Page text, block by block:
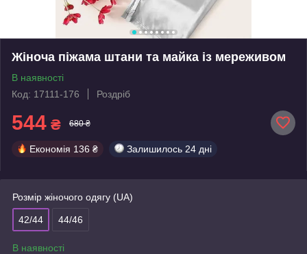
Жіноча піжама штани та майка із мереживом
В наявності
Код: 17111-176
Роздріб
544 ₴ 680 ₴
Економія 136 ₴ Залишилось 24 дні
Розмір жіночого одягу (UA)
42/44 44/46
В наявності